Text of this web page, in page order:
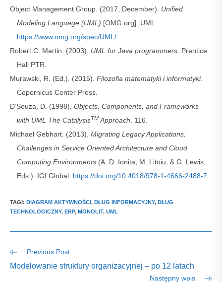
Object Management Group. (2017, December). Unified
Modeling Language (UML) [OMG.org]. UML.
https://www.omg.org/spec/UML/
Robert C. Martin. (2003). UML for Java programmers. Prentice
Hall PTR.
Murawski, R. (Ed.). (2015). Filozofia matematyki i informatyki.
Copernicus Center Press.
D’Souza, D. (1998). Objects, Components, and Frameworks
with UML The CatalysisTMApproach. 116.
Michael Gebhart. (2013). Migrating Legacy Applications:
Challenges in Service Oriented Architecture and Cloud
Computing Environments (A. D. Ionita, M. Litoiu, & G. Lewis,
Eds.). IGI Global. https://doi.org/10.4018/978-1-4666-2488-7
TAGI : DIAGRAM AKTYWNOŚCI , DŁUG INFORMACYJNY, DŁUG
TECHNOLOGICZNY, ERP, MONOLIT, UML
Read
articles
Previous Post
Modelowanie struktury organizacyjnej – po 12 latach
Następny wpis